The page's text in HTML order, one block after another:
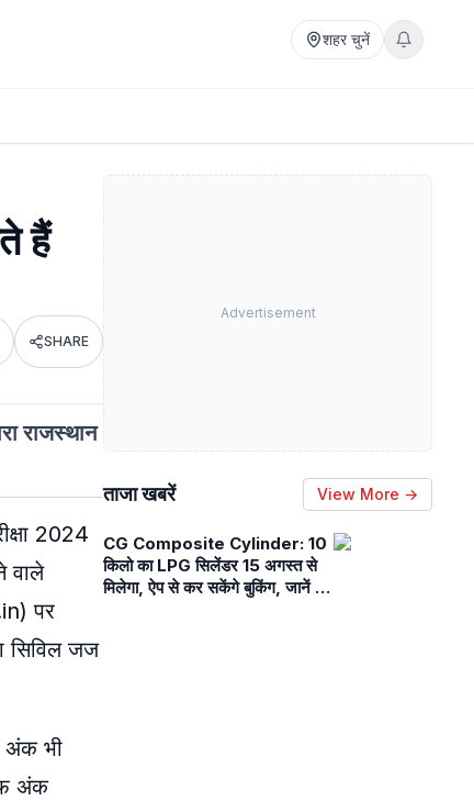
शहर चुनें
हैं
SHARE
राजस्थान
2024
वाले
पर
सिविल जज
अंक भी
अंक
Advertisement
ताजा खबरें View More →
CG Composite Cylinder: 10
किलो का LPG सिलेंडर 15 अगस्त से
मिलेगा, ऐप से कर सकेंगे बुकिंग, जानें रेट